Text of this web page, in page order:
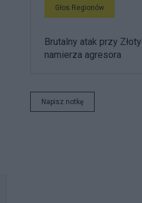
Głos Regionów
Brutalny atak przy
namierza agresora
Napisz notkę